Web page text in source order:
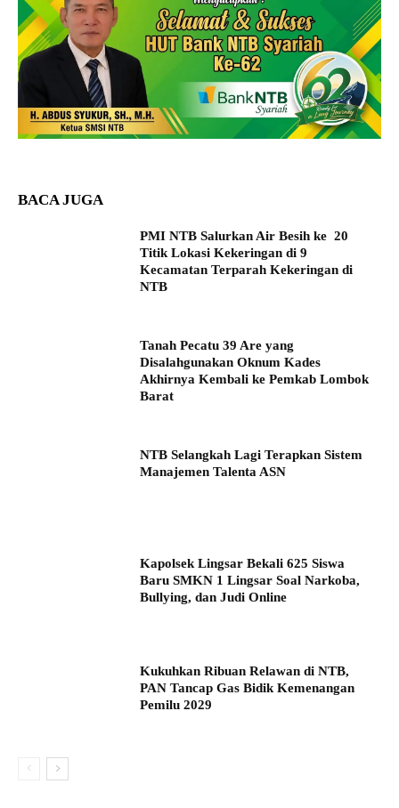
BACA JUGA
PMI NTB Salurkan Air Besih ke 20
Titik Lokasi Kekeringan di 9
Kecamatan Terparah Kekeringan di
NTB
Tanah Pecatu 39 Are yang
Disalahgunakan Oknum Kades
Akhirnya Kembali ke Pemkab Lombok
Barat
NTB Selangkah Lagi Terapkan Sistem
Manajemen Talenta ASN
Kapolsek Lingsar Bekali 625 Siswa
Baru SMKN 1 Lingsar Soal Narkoba,
Bullying, dan Judi Online
Kukuhkan Ribuan Relawan di NTB,
PAN Tancap Gas Bidik Kemenangan
Pemilu 2029